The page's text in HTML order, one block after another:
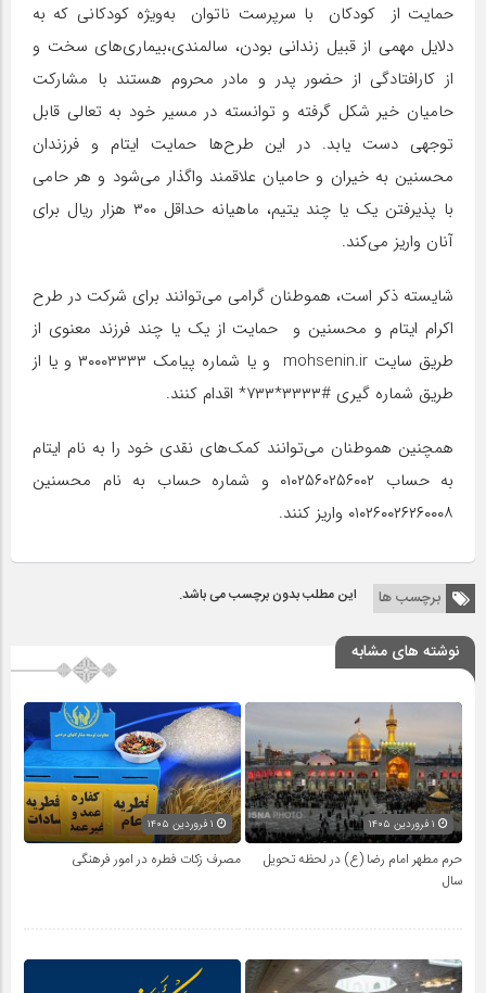
حمایت از کودکان با سرپرست ناتوان به‌ویژه کودکانی که به
دلایل مهمی از قبیل زندانی بودن، سالمندی،بیماری‌های سخت و
از کارافتادگی از حضور پدر و مادر محروم هستند با مشارکت
حامیان خیر شکل گرفته و توانسته در مسیر خود به تعالی قابل
توجهی دست یابد. در این طرح‌ها حمایت ایتام و فرزندان
محسنین به خیران و حامیان علاقمند واگذار می‌شود و هر حامی
با پذیرفتن یک یا چند یتیم، ماهیانه حداقل ۳۰۰ هزار ریال برای
آنان واریز می‌کند.
شایسته ذکر است، هموطنان گرامی می‌توانند برای شرکت در طرح
اکرام ایتام و محسنین و حمایت از یک یا چند فرزند معنوی از
طریق سایت mohsenin.ir و یا شماره پیامک ۳۰۰۰۳۳۳۳ و یا از
طریق شماره گیری #۳۳۳۳*۷۳۳* اقدام کنند.
همچنین هموطنان می‌توانند کمک‌های نقدی خود را به نام ایتام
به حساب ۰۱۰۲۵۶۰۲۵۶۰۰۲ و شماره حساب به نام محسنین
۰۱۰۲۶۰۰۲۶۲۶۰۰۰۸ واریز کنند.
برچسب ها این مطلب بدون برچسب می باشد.
نوشته های مشابه
حرم مطهر امام رضا (ع) در لحظه تحویل
سال
مصرف زکات فطره در امور فرهنگی